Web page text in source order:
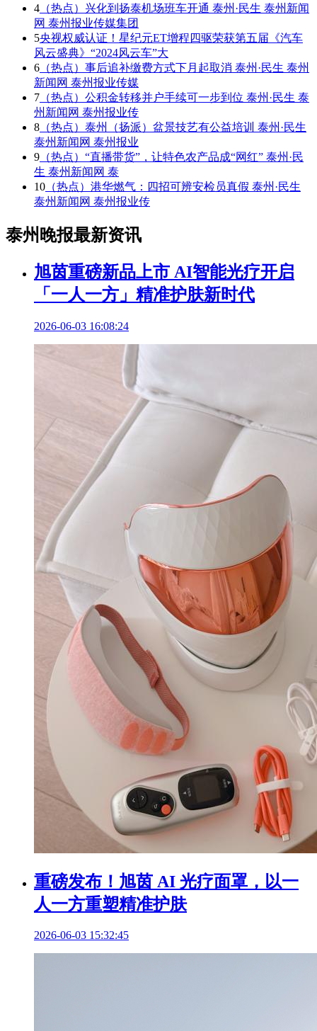
4 （热点）兴化到扬泰机场班车开通 泰州·民生 泰州新闻
网 泰州报业传媒集团
5央视权威认证！星纪元ET增程四驱荣获第五届《汽车
风云盛典》“2024风云车”大
6 （热点）事后追补缴费方式下月起取消 泰州·民生 泰州
新闻网 泰州报业传媒
7 （热点）公积金转移并户手续可一步到位 泰州·民生 泰
州新闻网 泰州报业传
8 （热点）泰州（扬派）盆景技艺有公益培训 泰州·民生
泰州新闻网 泰州报业
9 （热点）“直播带货”，让特色农产品成“网红” 泰州·民
生 泰州新闻网 泰
10 （热点）港华燃气：四招可辨安检员真假 泰州·民生
泰州新闻网 泰州报业传
泰州晚报最新资讯
旭茵重磅新品上市 AI智能光疗开启
「一人一方」精准护肤新时代
2026-06-03 16:08:24
重磅发布！旭茵 AI 光疗面罩，以一
人一方重塑精准护肤
2026-06-03 15:32:45